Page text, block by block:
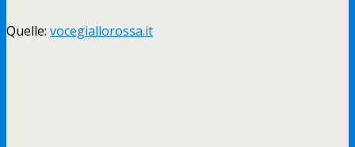
Quelle: vocegiallorossa.it